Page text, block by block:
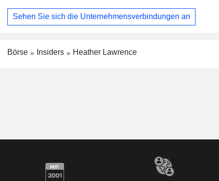
Sehen Sie sich die Unternehmensverbindungen an
Börse Insiders Heather Lawrence